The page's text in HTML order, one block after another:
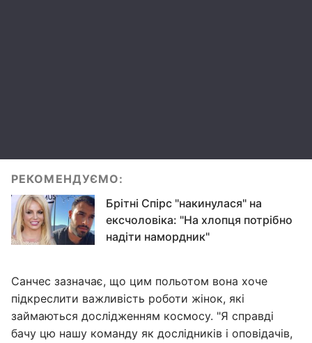
РЕКОМЕНДУЄМО:
Брітні Спірс "накинулася" на
ексчоловіка: "На хлопця потрібно
надіти намордник"
Санчес зазначає, що цим польотом вона хоче
підкреслити важливість роботи жінок, які
займаються дослідженням космосу. "Я справді
бачу цю нашу команду як дослідників і оповідачів,